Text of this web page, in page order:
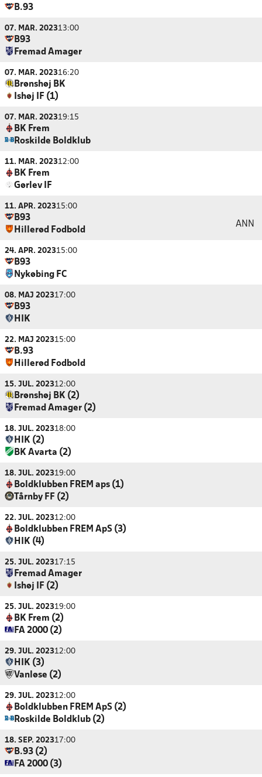
B.93
07. MAR. 202313:00
B93
Fremad Amager
07. MAR. 202316:20
Brønshøj BK
Ishøj IF (1)
07. MAR. 202319:15
BK Frem
Roskilde Boldklub
11. MAR. 202312:00
BK Frem
Gørlev IF
11. APR. 202315:00
B93
Hillerød Fodbold
ANN
24. APR. 202315:00
B93
Nykøbing FC
08. MAJ 202317:00
B93
HIK
22. MAJ 202315:00
B.93
Hillerød Fodbold
15. JUL. 202312:00
Brønshøj BK (2)
Fremad Amager (2)
18. JUL. 202318:00
HIK (2)
BK Avarta (2)
18. JUL. 202319:00
Boldklubben FREM aps (1)
Tårnby FF (2)
22. JUL. 202312:00
Boldklubben FREM ApS (3)
HIK (4)
25. JUL. 202317:15
Fremad Amager
Ishøj IF (2)
25. JUL. 202319:00
BK Frem (2)
FA 2000 (2)
29. JUL. 202312:00
HIK (3)
Vanløse (2)
29. JUL. 202312:00
Boldklubben FREM ApS (2)
Roskilde Boldklub (2)
18. SEP. 202317:00
B.93 (2)
FA 2000 (3)